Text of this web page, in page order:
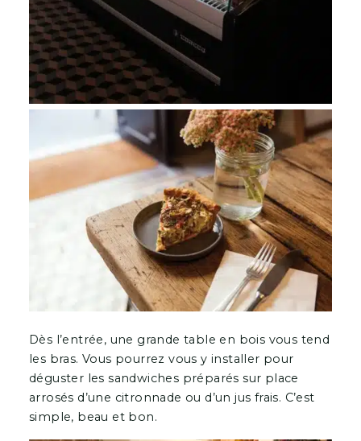
Dès l’entrée, une grande table en bois vous tend
les bras. Vous pourrez vous y installer pour
déguster les sandwiches préparés sur place
arrosés d’une citronnade ou d’un jus frais. C’est
simple, beau et bon.